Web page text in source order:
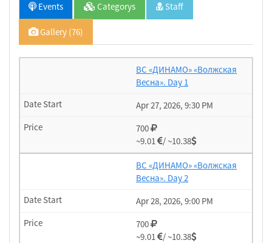
Events Categorys Staff
Gallery (76)
ВС «ДИНАМО» «Волжская
Весна». Day 1
Apr 27, 2026, 9:30 PM
700
~9.01
/ ~10.38
ВС «ДИНАМО» «Волжская
Весна». Day 2
Apr 28, 2026, 9:00 PM
700
~9.01
/ ~10.38